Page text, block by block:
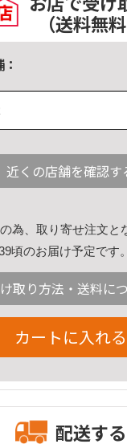
（送料無料
近くの店舗を確認す
為、取り寄せ注文と
頃のお届け予定です。
取り方法・送料に
カートに入れる
配送する